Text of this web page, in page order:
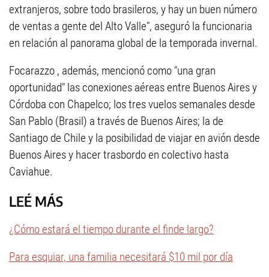
extranjeros, sobre todo brasileros, y hay un buen número
de ventas a gente del Alto Valle", aseguró la funcionaria
en relación al panorama global de la temporada invernal.
Focarazzo , además, mencionó como "una gran
oportunidad" las conexiones aéreas entre Buenos Aires y
Córdoba con Chapelco; los tres vuelos semanales desde
San Pablo (Brasil) a través de Buenos Aires; la de
Santiago de Chile y la posibilidad de viajar en avión desde
Buenos Aires y hacer trasbordo en colectivo hasta
Caviahue.
LEÉ MÁS
¿Cómo estará el tiempo durante el finde largo?
Para esquiar, una familia necesitará $10 mil por día